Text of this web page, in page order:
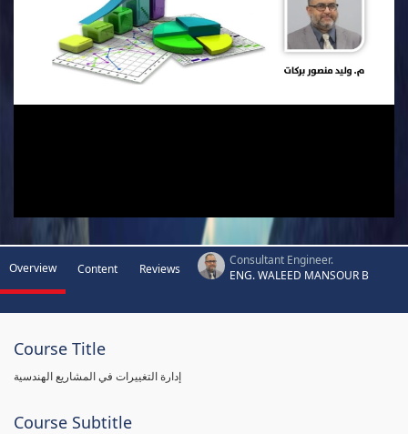
Overview Content Reviews
Consultant Engineer.
ENG. WALEED MANSOUR B
Course Title
إدارة التغييرات في المشاريع الهندسية
Course Subtitle